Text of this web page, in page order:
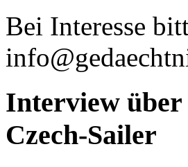
Bei Interesse
Interview
Czech-Sailer